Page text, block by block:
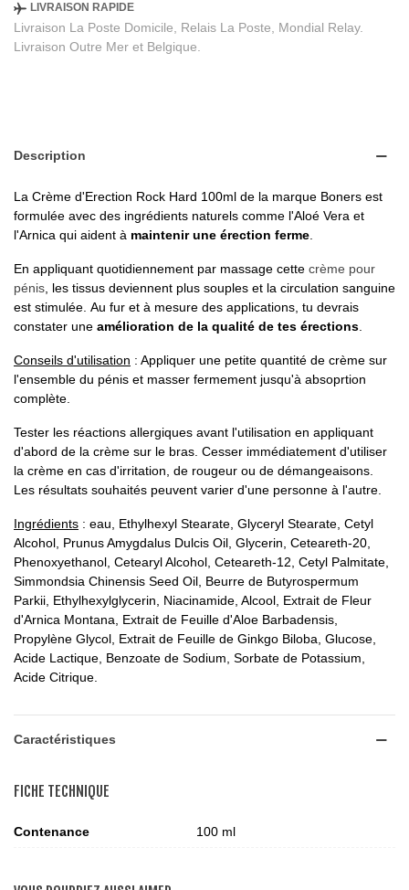
LIVRAISON RAPIDE
Livraison La Poste Domicile, Relais La Poste, Mondial Relay.
Livraison Outre Mer et Belgique.
Description
La Crème d'Erection Rock Hard 100ml de la marque Boners est
formulée avec des ingrédients naturels comme l'Aloé Vera et
l'Arnica qui aident à maintenir une érection ferme
En appliquant quotidiennement par massage cette crème pour
pénis , les tissus deviennent plus souples et la circulation sanguine
est stimulée. Au fur et à mesure des applications, tu devrais
constater une amélioration de la qualité de tes érections
Conseils d'utilisation : Appliquer une petite quantité de crème sur
l'ensemble du pénis et masser fermement jusqu'à absoprtion
complète.
Tester les réactions allergiques avant l'utilisation en appliquant
d'abord de la crème sur le bras. Cesser immédiatement d'utiliser
la crème en cas d'irritation, de rougeur ou de démangeaisons.
Les résultats souhaités peuvent varier d'une personne à l'autre.
Ingrédients : eau, Ethylhexyl Stearate, Glyceryl Stearate, Cetyl
Alcohol, Prunus Amygdalus Dulcis Oil, Glycerin, Ceteareth-20,
Phenoxyethanol, Cetearyl Alcohol, Ceteareth-12, Cetyl Palmitate,
Simmondsia Chinensis Seed Oil, Beurre de Butyrospermum
Parkii, Ethylhexylglycerin, Niacinamide, Alcool, Extrait de Fleur
d'Arnica Montana, Extrait de Feuille d'Aloe Barbadensis,
Propylène Glycol, Extrait de Feuille de Ginkgo Biloba, Glucose,
Acide Lactique, Benzoate de Sodium, Sorbate de Potassium,
Acide Citrique.
Caractéristiques
FICHE TECHNIQUE
Contenance 100 ml